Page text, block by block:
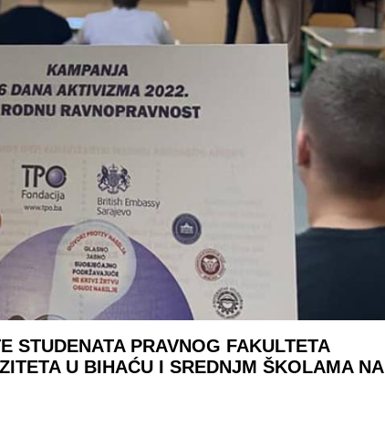
STUDENATA PRAVNOG FAKULTETA
U BIHAĆU I SREDNJM ŠKOLAMA NA